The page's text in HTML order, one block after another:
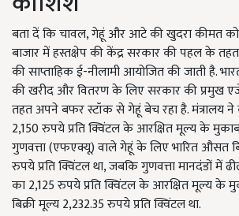
बता दें कि चावल, गेहूं और आटे की खुदरा कीमत को
बाजार में हस्तक्षेप की केंद्र सरकार की पहल के
की साप्ताहिक ई-नीलामी आयोजित की जाती है.
की खरीद और वितरण के लिए सरकार की
तहत अपने बफर स्टॉक से गेहूं बेच रहा है. मंत्रालय ने
2,150 रुपये प्रति क्विंटल के आरक्षित मूल्य के
गुणवत्ता (एफएक्यू) वाले गेहूं के लिए भारित औसत
रुपये प्रति क्विंटल था, जबकि गुणवत्ता मानदंडों में
का 2,125 रुपये प्रति क्विंटल के आरक्षित मूल्य के
बिक्री मूल्य 2,232.35 रुपये प्रति क्विंटल था.